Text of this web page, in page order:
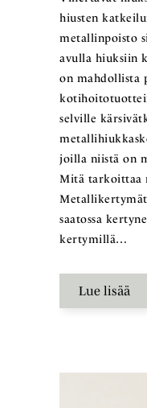
hiusten
metallinpoisto
avulla hiuksiin
on mahdollista
selville
joilla niistä on
Mitä tarkoittaa
saatossa
kertymillä…
Lue lisää